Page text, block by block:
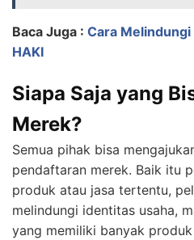
Baca Juga : Cara
HAKI
Siapa Saja yang
Merek?
Semua pihak bisa
pendaftaran merek. Baik itu
produk atau jasa tertentu,
melindungi identitas usaha,
yang memiliki banyak